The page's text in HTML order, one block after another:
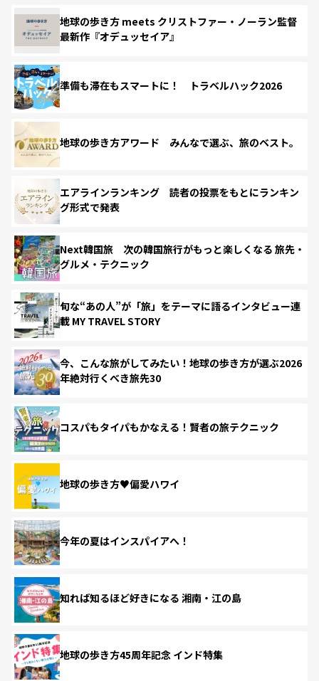
地球の歩き方 meets クリストファー・ノーラン監督
最新作『オデュッセイア』
準備も滞在もスマートに！ トラベルハック2026
地球の歩き方アワード みんなで選ぶ、旅のベスト。
エアラインランキング 読者の投票をもとにランキン
グ形式で発表
Next韓国旅 次の韓国旅行がもっと楽しくなる 旅先・
グルメ・テクニック
旬な“あの人”が「旅」をテーマに語るインタビュー連
載 MY TRAVEL STORY
今、こんな旅がしてみたい！地球の歩き方が選ぶ2026
年絶対行くべき旅先30
コスパもタイパもかなえる！賢者の旅テクニック
地球の歩き方♥偏愛ハワイ
今年の夏はインスパイアへ！
知れば知るほど好きになる 湘南・江の島
地球の歩き方45周年記念 インド特集